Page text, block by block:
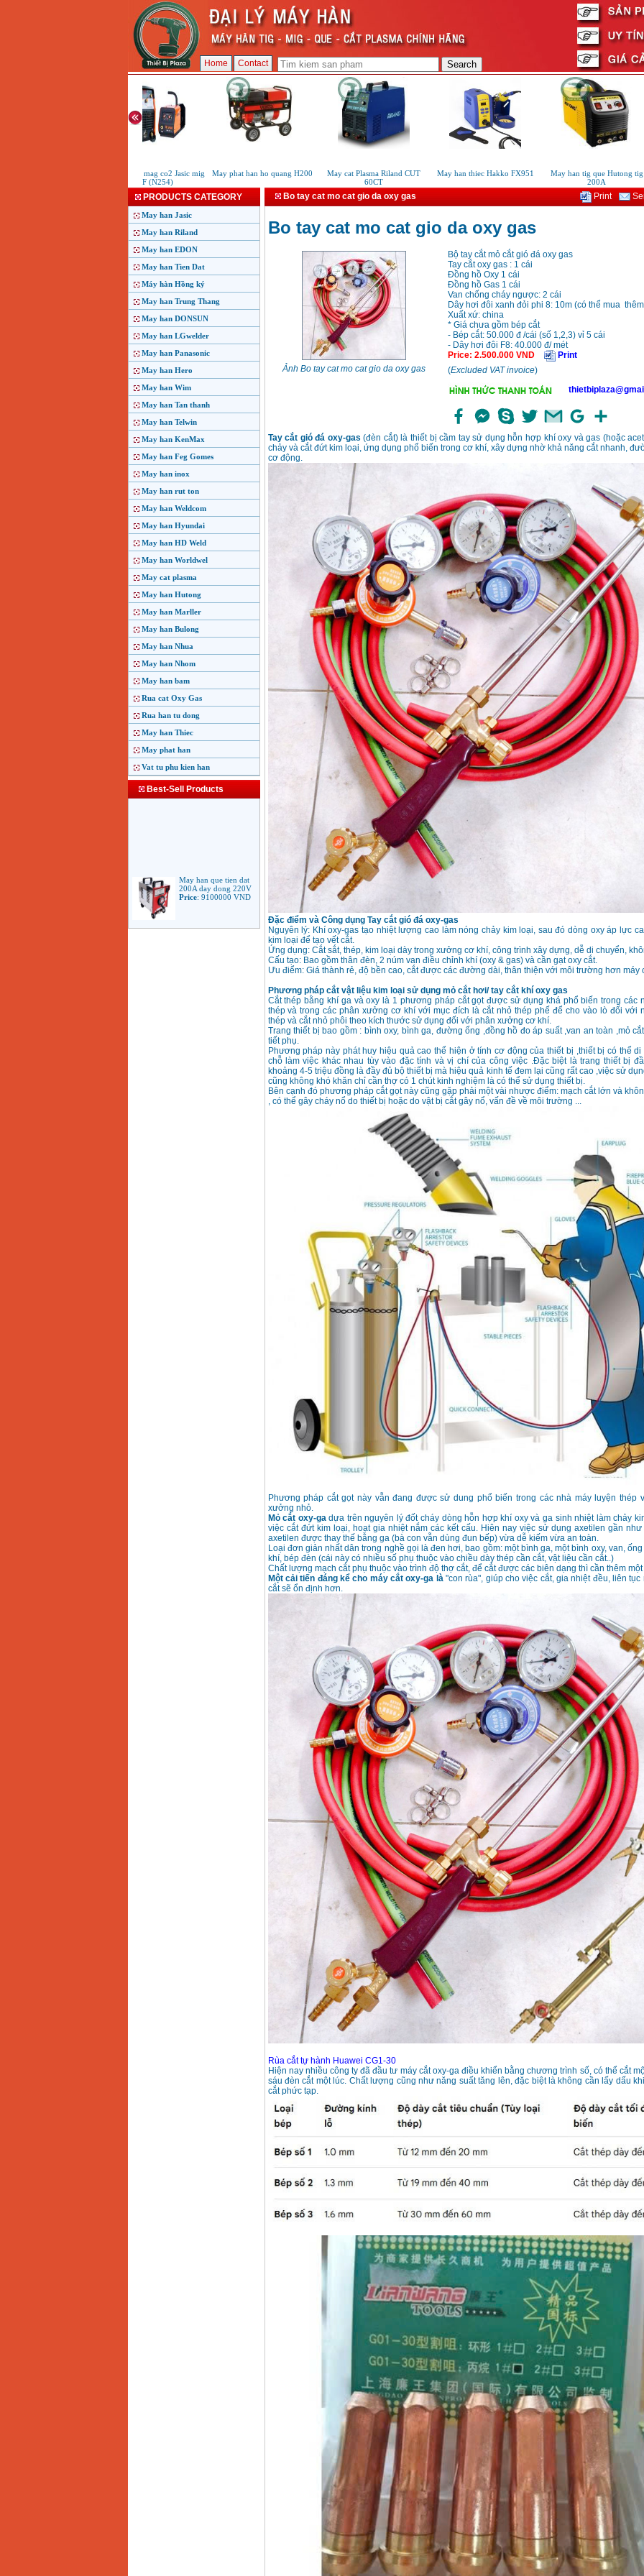
Home Contact
May han mig mag co2 Jasic mig
315F (N254)
May phat han ho quang H200
May cat Plasma Riland CUT
60CT
May han thiec Hakko FX951
May han tig que Hutong tig
200A
PRODUCTS CATEGORY
May han Jasic
May han Riland
May han EDON
May han Tien Dat
Máy hàn Hồng ký
May han Trung Thang
May han DONSUN
May han LGwelder
May han Panasonic
May han Hero
May han Wim
May han Tan thanh
May han Telwin
May han KenMax
May han Feg Gomes
May han inox
May han rut ton
May han Weldcom
May han Hyundai
May han HD Weld
May han Worldwel
May cat plasma
May han Hutong
May han Marller
May han Bulong
May han Nhua
May han Nhom
May han bam
Rua cat Oxy Gas
Rua han tu dong
May han Thiec
May phat han
Vat tu phu kien han
Best-Sell Products
200A day dong 220V
Price:9100000VND
May han que dien tu
Bo tay cat mo cat gio da oxy gas Print
Bo tay cat mo cat gio da oxy gas
Ảnh Bo tay cat mo cat gio da oxy gas
Bộ tay cắt mỏ cắt gió đá oxy gas
Tay cắt oxy gas : 1 cái
Đồng hồ Oxy 1 cái
Đồng hồ Gas 1 cái
Van chống cháy ngược: 2 cái
Dây hơi đôi xanh đỏi phi 8: 10m (có thể mua
Xuất xứ: china
* Giá chưa gồm bép cắt
- Bép cắt: 50.000 đ /cái (số 1,2,3) vỉ 5 cái
- Dây hơi đôi F8: 40.000 đ/ mét
Price: 2.500.000VND
Print
(Excluded VAT invoice)
Tay cắt gió đá oxy-gas (đèn cắt) là thiết bị cầm tay sử dụng hỗn hợp khí oxy và gas (hoặc
chảy và cắt đứt kim loại, ứng dụng phổ biến trong cơ khí, xây dựng nhờ khả năng cắt nhanh,
cơ động.
Đặc điểm và Công dụng Tay cắt gió đá oxy-gas
Nguyên lý: Khí oxy-gas tạo nhiệt lượng cao làm nóng chảy kim loại, sau đó dòng oxy áp lực
kim loại để tạo vết cắt.
Ứng dụng: Cắt sắt, thép, kim loại dày trong xưởng cơ khí, công trình xây dựng, dễ di chuyển,
Cấu tạo: Bao gồm thân đèn, 2 núm van điều chỉnh khí (oxy & gas) và cần gạt oxy cắt.
Ưu điểm: Giá thành rẻ, độ bền cao, cắt được các đường dài, thân thiện với môi trường hơn máy
Phương pháp cắt vật liệu kim loại sử dụng mỏ cắt hơi/ tay cắt khí oxy gas
Cắt thép bằng khí ga và oxy là 1 phương pháp cắt gọt được sử dụng khá phổ biến trong các
thép và trong các phân xưởng cơ khí với mục đích là cắt nhỏ thép phế để cho vào lò đối với
thép và cắt nhỏ phôi theo kích thước sử dụng đối với phân xưởng cơ khí.
Trang thiết bị bao gồm : bình oxy, bình ga, đường ống ,đồng hồ đo áp suất ,van an toàn ,mỏ
tiết phụ.
Phương pháp này phát huy hiệu quả cao thể hiện ở tính cơ động của thiết bị ,thiết bị có thể di
chỗ làm việc khác nhau tùy vào đặc tính và vị chí của công việc .Đặc biệt là trang thiết bị
khoảng 4-5 triệu đồng là đầy đủ bộ thiết bị mà hiệu quả kinh tế đem lại cũng rất cao ,việc sử
cũng không khó khăn chỉ cần thợ có 1 chút kinh nghiệm là có thể sử dụng thiết bị.
Bên cạnh đó phương pháp cắt gọt này cũng gặp phải một vài nhược điểm: mạch cắt lớn và
, có thể gây cháy nổ do thiết bị hoặc do vật bị cắt gây nổ, vấn đề về môi trường ...
Phương pháp cắt gọt này vẫn đang được sử dung phổ biến trong các nhà máy luyện thép
xưởng nhỏ.
Mỏ cắt oxy-gadựa trên nguyên lý đốt cháy dòng hỗn hợp khí oxy và ga sinh nhiệt làm chảy
việc cắt đứt kim loại, hoạt gia nhiệt nắm các kết cấu. Hiên nay việc sử dụng axetilen gần
axetilen được thay thế bằng ga (bà con vẫn dùng đun bếp) vừa dễ kiếm vừa an toàn.
Loại đơn giản nhất dân trong nghề gọi là đen hơi, bao gồm: một bình ga, một bình oxy, van,
khí, bép đèn (cái này có nhiều số phụ thuộc vào chiều dày thép cần cắt, vật liệu cần cắt..)
Chất lượng mạch cắt phụ thuộc vào trình độ thợ cắt, để cắt được các biên dạng thì cần thêm
Một cải tiến đáng kể cho máy cắt oxy-ga là"con rùa", giúp cho việc cắt, gia nhiệt đều, liên tục
cắt sẽ ổn định hơn.
Rùa cắt tự hành Huawei CG1-30
Hiện nay nhiều công ty đã đầu tư máy cắt oxy-ga điều khiển bằng chương trình số, có thể cắt
sáu đèn cắt một lúc. Chất lượng cũng như năng suất tăng lên, đặc biệt là không cần lấy dấu
cắt phức tạp.